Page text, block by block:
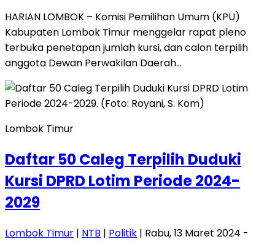
HARIAN LOMBOK – Komisi Pemilihan Umum (KPU)
Kabupaten Lombok Timur menggelar rapat pleno
terbuka penetapan jumlah kursi, dan calon terpilih
anggota Dewan Perwakilan Daerah…
Lombok Timur
Daftar 50 Caleg Terpilih Duduki
Kursi DPRD Lotim Periode 2024-
2029
Lombok Timur | NTB | Politik | Rabu, 13 Maret 2024 -